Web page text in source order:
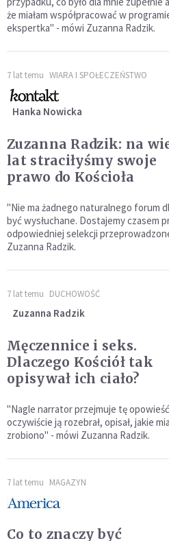
że miałam współpracować w
ekspertka" - mówi Zuzanna Radzik.
7 lat temu WIARA I SPOŁECZEŃSTWO
Hanka Nowicka
Zuzanna Radzik: na
lat straciłyśmy swoje
prawo do Kościoła
"Nie ma żadnego naturalnego forum
być wysłuchane. Dostajemy czasem
odpowiedniej selekcji
Zuzanna Radzik.
7 lat temu DUCHOWOŚĆ
Zuzanna Radzik
Męczennice i seks.
Dlaczego Kościół tak
opisywał ich ciało?
"Nagle narrator przejmuje tę
oczywiście ją rozebrał, opisał, jakie
zrobiono" - mówi Zuzanna Radzik.
7 lat temu MAGAZYN
Co to znaczy być